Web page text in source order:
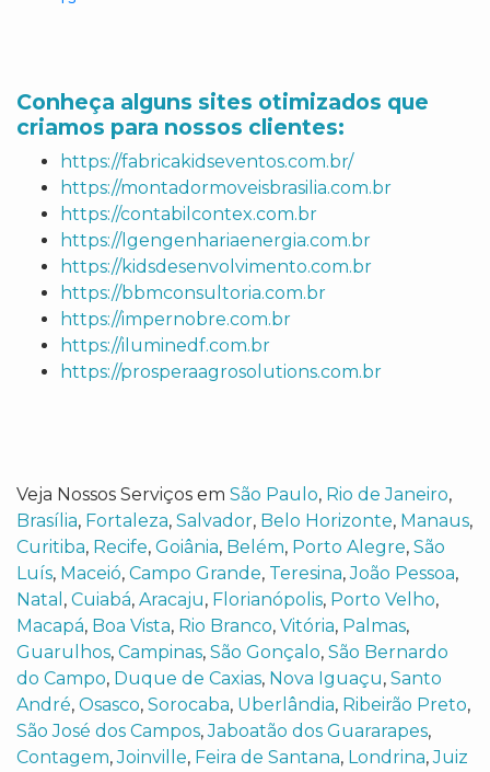
Conheça alguns sites otimizados que
criamos para nossos clientes:
https://fabricakidseventos.com.br/
https://montadormoveisbrasilia.com.br
https://contabilcontex.com.br
https://lgengenhariaenergia.com.br
https://kidsdesenvolvimento.com.br
https://bbmconsultoria.com.br
https://impernobre.com.br
https://iluminedf.com.br
https://prosperaagrosolutions.com.br
Veja Nossos Serviços em São Paulo, Rio de Janeiro,
Brasília, Fortaleza, Salvador, Belo Horizonte, Manaus,
Curitiba, Recife, Goiânia, Belém, Porto Alegre, São
Luís, Maceió, Campo Grande, Teresina,João Pessoa,
Natal , Cuiabá, Aracaju, Florianópolis, Porto Velho,
Macapá, Boa Vista, Rio Branco, Vitória, Palmas,
Guarulhos, Campinas, São Gonçalo, São Bernardo
do Campo, Duque de Caxias, Nova Iguaçu, Santo
André, Osasco, Sorocaba, Uberlândia, Ribeirão Preto,
São José dos Campos,Jaboatão dos Guararapes,
Contagem,Joinville, Feira de Santana, Londrina,Juiz